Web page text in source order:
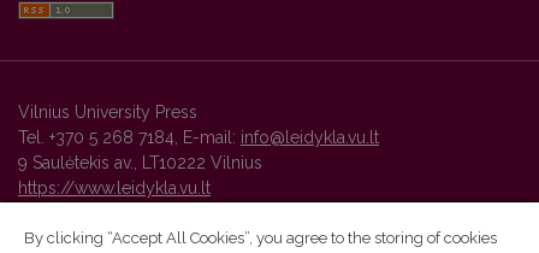
Vilnius University Press
Tel. +370 5 268 7184, E-mail: info@leidykla.vu.lt
9 Saulėtekis av., LT10222 Vilnius
https://www.leidykla.vu.lt
By clicking “Accept All Cookies”, you agree to the storing of cookies